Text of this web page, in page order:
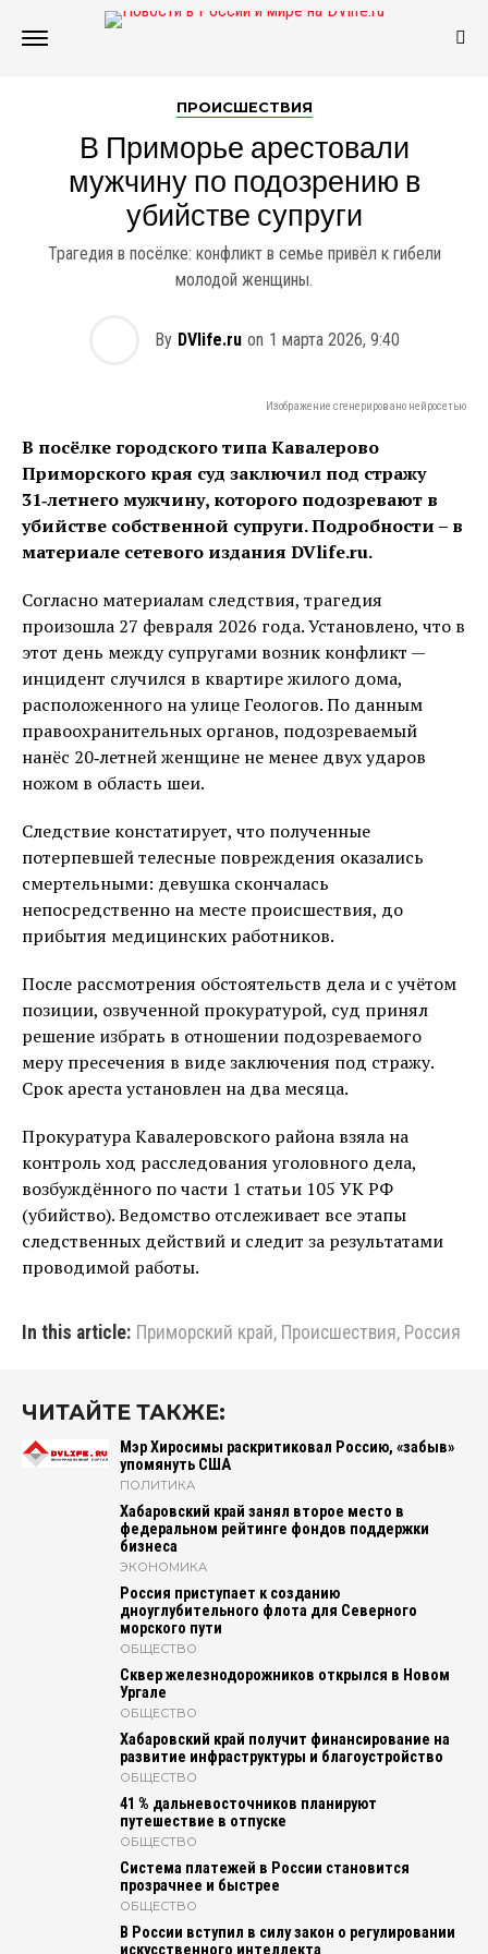
ПРОИСШЕСТВИЯ
В Приморье арестовали
мужчину по подозрению в
убийстве супруги
Трагедия в посёлке: конфликт в семье привёл к гибели
молодой женщины.
By DVlife.ru on 1 марта 2026, 9:40
Изображение сгенерировано нейросетью
В посёлке городского типа Кавалерово
Приморского края суд заключил под стражу
31‑летнего мужчину, которого подозревают в
убийстве собственной супруги. Подробности – в
материале сетевого издания DVlife.ru.
Согласно материалам следствия, трагедия
произошла 27 февраля 2026 года. Установлено, что в
этот день между супругами возник конфликт —
инцидент случился в квартире жилого дома,
расположенного на улице Геологов. По данным
правоохранительных органов, подозреваемый
нанёс 20‑летней женщине не менее двух ударов
ножом в область шеи.
Следствие констатирует, что полученные
потерпевшей телесные повреждения оказались
смертельными: девушка скончалась
непосредственно на месте происшествия, до
прибытия медицинских работников.
После рассмотрения обстоятельств дела и с учётом
позиции, озвученной прокуратурой, суд принял
решение избрать в отношении подозреваемого
меру пресечения в виде заключения под стражу.
Срок ареста установлен на два месяца.
Прокуратура Кавалеровского района взяла на
контроль ход расследования уголовного дела,
возбуждённого по части 1 статьи 105 УК РФ
(убийство). Ведомство отслеживает все этапы
следственных действий и следит за результатами
проводимой работы.
In this article: Приморский край, Происшествия, Россия
ЧИТАЙТЕ ТАКЖЕ:
Мэр Хиросимы раскритиковал Россию, «забыв»
упомянуть США
ПОЛИТИКА
Хабаровский край занял второе место в
федеральном рейтинге фондов поддержки
бизнеса
ЭКОНОМИКА
Россия приступает к созданию
дноуглубительного флота для Северного
морского пути
ОБЩЕСТВО
Сквер железнодорожников открылся в Новом
Ургале
ОБЩЕСТВО
Хабаровский край получит финансирование на
развитие инфраструктуры и благоустройство
ОБЩЕСТВО
41 % дальневосточников планируют
путешествие в отпуске
ОБЩЕСТВО
Система платежей в России становится
прозрачнее и быстрее
ОБЩЕСТВО
В России вступил в силу закон о регулировании
искусственного интеллекта